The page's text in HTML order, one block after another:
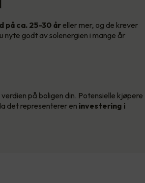
på ca. 25-30 åreller mer, og de krever
nyte godt av solenergien i mange år
på boligen din. Potensielle kjøpere
det representerer en investering i